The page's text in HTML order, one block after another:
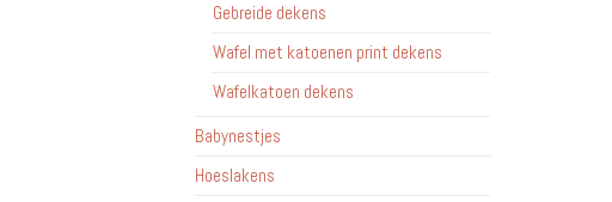
Gebreide dekens
Wafel met katoenen print dekens
Wafelkatoen dekens
Babynestjes
Hoeslakens